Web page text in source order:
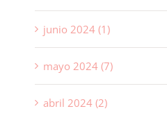
junio 2024 (1)
mayo 2024 (7)
abril 2024 (2)